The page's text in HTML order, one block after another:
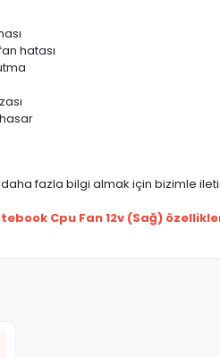
hatası
fazla bilgi almak için bizimle
Cpu Fan 12v (Sağ)